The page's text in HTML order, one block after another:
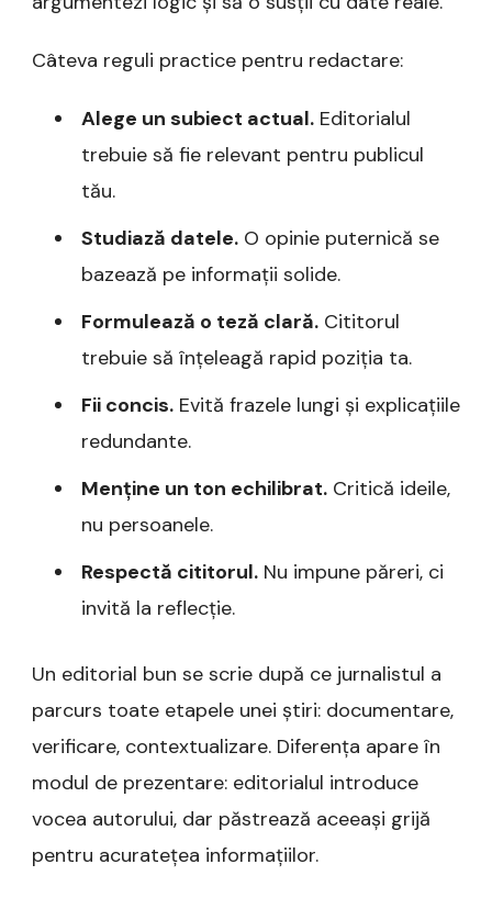
Câteva reguli practice pentru redactare:
Alege un subiect actual. Editorialul
trebuie să fie relevant pentru publicul
tău.
Studiază datele. O opinie puternică se
bazează pe informații solide.
Formulează o teză clară. Cititorul
trebuie să înțeleagă rapid poziția ta.
Fii concis. Evită frazele lungi și explicațiile
redundante.
Menține un ton echilibrat. Critică ideile,
nu persoanele.
Respectă cititorul. Nu impune păreri, ci
invită la reflecție.
Un editorial bun se scrie după ce jurnalistul a
parcurs toate etapele unei știri: documentare,
verificare, contextualizare. Diferența apare în
modul de prezentare: editorialul introduce
vocea autorului, dar păstrează aceeași grijă
pentru acuratețea informațiilor.